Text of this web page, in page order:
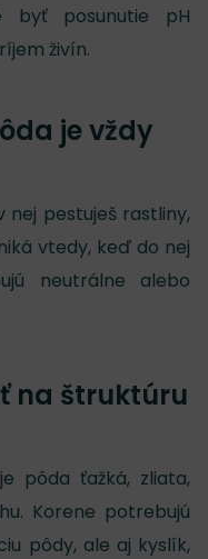
byť posunutie pH
živín.
je vždy
nej pestuješ rastliny,
vtedy, keď do nej
neutrálne alebo
na štruktúru
pôda ťažká, zliata,
Korene potrebujú
pôdy, ale aj kyslík,